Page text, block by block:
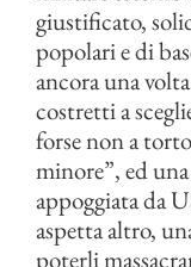
giustificato,
popolari e di
ancora una
costretti a
forse non a
minore”, ed
appoggiata da
aspetta altro,
poterli